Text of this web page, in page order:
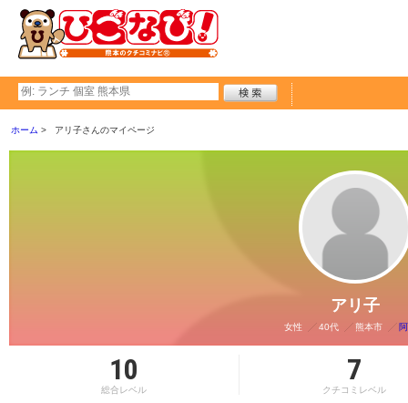
ホーム アリ子さんのマイページ
アリ子
女性 40代 熊本市
10
総合レベル
7
クチコミレベル